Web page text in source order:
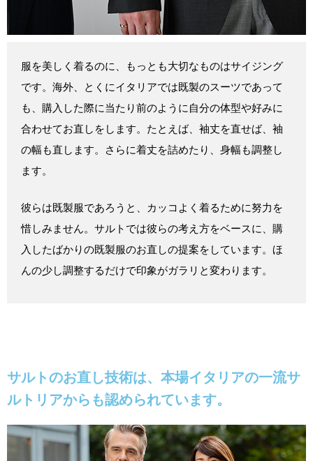
服を美しく着るのに、もっとも大切なものはサイジング
です。海外、とくにイタリアでは既製のスーツであって
も、購入した際に当たり前のように自分の体型や好みに
合わせてお直しをします。たとえば、袖丈を直せば、袖
の幅も直します。さらに着丈を詰めたり、身幅も調整し
ます。
彼らは既製服であろうと、カッコよく着るために努力を
惜しみません。サルトでは彼らの考え方をベースに、購
入したばかりの既製服のお直しの提案をしています。ほ
んの少し調整するだけで印象がガラリと変わります。
サルトのお直し技術は、本場イタリアの一流サ
ルトリアからも認められています。